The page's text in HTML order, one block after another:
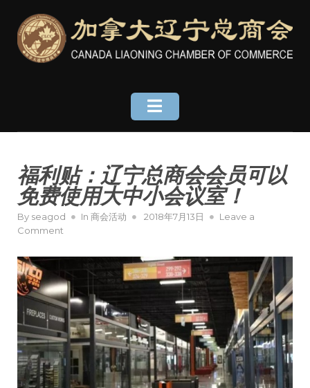
content
福利贴：辽宁总商会会员可以
免费使用大中小会议室！
By seagod In 商会活动
Posted
2018年7月13日
Leave a
Comment
利
辽
宁
总
商
会
会
员
可